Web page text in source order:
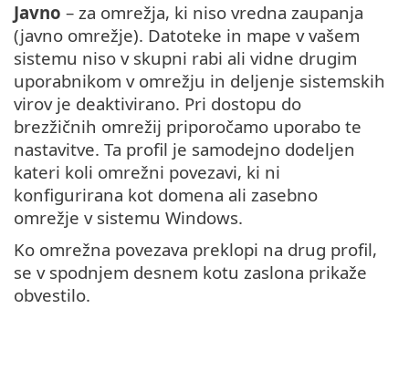
Javno – za omrežja, ki niso vredna zaupanja
(javno omrežje). Datoteke in mape v vašem
sistemu niso v skupni rabi ali vidne drugim
uporabnikom v omrežju in deljenje sistemskih
virov je deaktivirano. Pri dostopu do
brezžičnih omrežij priporočamo uporabo te
nastavitve. Ta profil je samodejno dodeljen
kateri koli omrežni povezavi, ki ni
konfigurirana kot domena ali zasebno
omrežje v sistemu Windows.
Ko omrežna povezava preklopi na drug profil,
se v spodnjem desnem kotu zaslona prikaže
obvestilo.